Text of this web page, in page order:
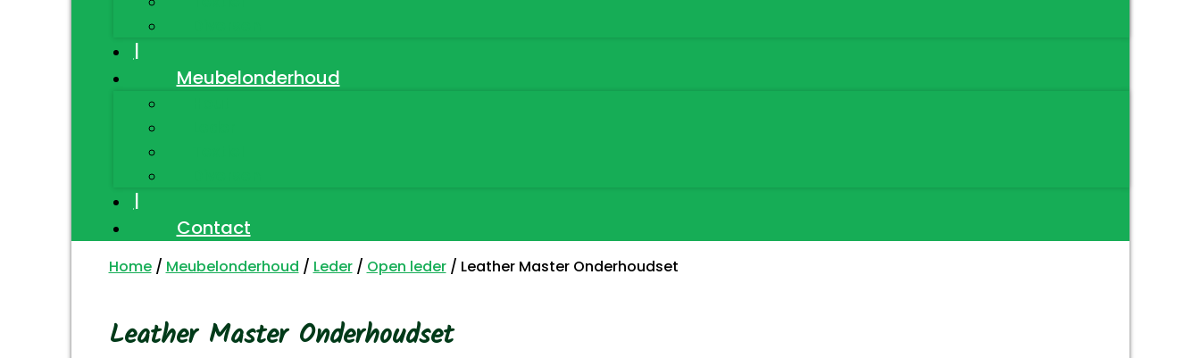
|
Meubelonderhoud
|
Contact
Home/ Meubelonderhoud / Leder/ Open leder/ Leather Master Onderhoudset
Leather Master Onderhoudset